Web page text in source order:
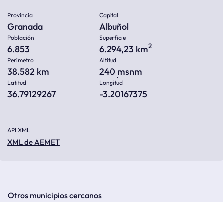
Provincia
Granada
Capital
Albuñol
Población
6.853
Superficie
6.294,23 km2
Perímetro
38.582 km
Altitud
240 msnm
Latitud
36.79129267
Longitud
-3.20167375
API XML
XML de AEMET
Otros municipios cercanos